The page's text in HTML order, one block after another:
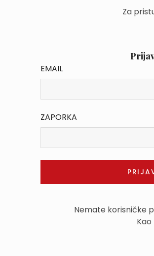
Za
EMAIL
ZAPORKA
Nemate korisničke